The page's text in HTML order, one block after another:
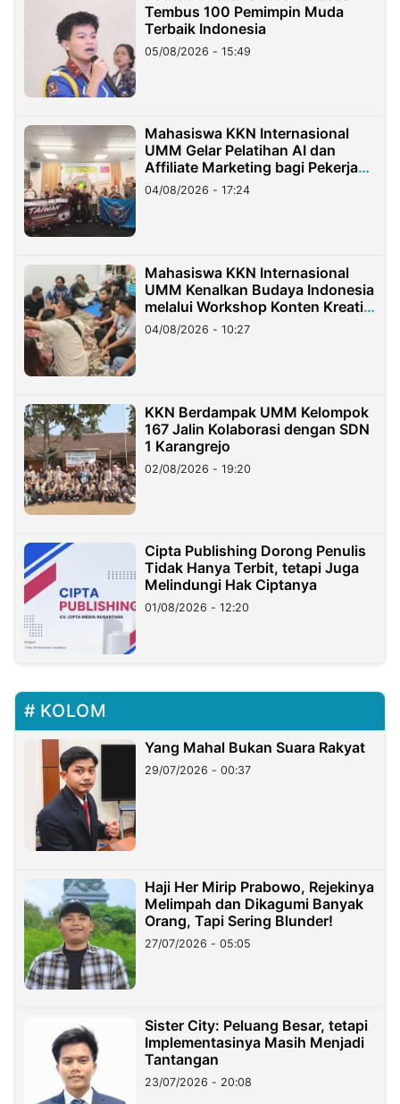
Tembus 100 Pemimpin Muda
Terbaik Indonesia
05/08/2026 - 15:49
Mahasiswa KKN Internasional
UMM Gelar Pelatihan AI dan
Affiliate Marketing bagi Pekerja
Migran Indonesia di Taiwan
04/08/2026 - 17:24
Mahasiswa KKN Internasional
UMM Kenalkan Budaya Indonesia
melalui Workshop Konten Kreatif
di Taiwan
04/08/2026 - 10:27
KKN Berdampak UMM Kelompok
167 Jalin Kolaborasi dengan SDN
1 Karangrejo
02/08/2026 - 19:20
Cipta Publishing Dorong Penulis
Tidak Hanya Terbit, tetapi Juga
Melindungi Hak Ciptanya
01/08/2026 - 12:20
KOLOM
Yang Mahal Bukan Suara Rakyat
29/07/2026 - 00:37
Haji Her Mirip Prabowo, Rejekinya
Melimpah dan Dikagumi Banyak
Orang, Tapi Sering Blunder!
27/07/2026 - 05:05
Sister City: Peluang Besar, tetapi
Implementasinya Masih Menjadi
Tantangan
23/07/2026 - 20:08